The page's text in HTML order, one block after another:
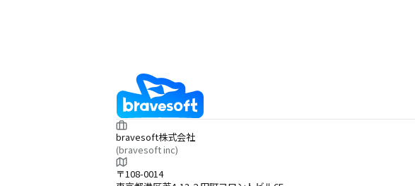
bravesoft株式会社
(bravesoft inc)
〒108-0014